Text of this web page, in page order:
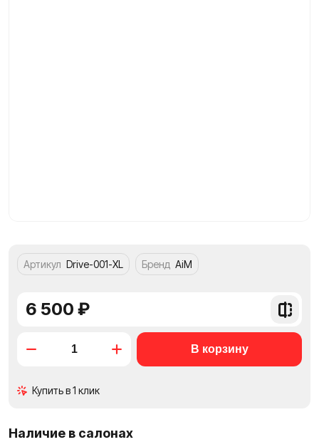
Артикул Drive-001-XL Бренд AiM
6 500 ₽
Купить в 1 клик
Наличие в салонах